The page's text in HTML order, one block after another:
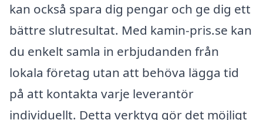
kan också spara dig pengar och ge dig ett
bättre slutresultat. Med kamin-pris.se kan
du enkelt samla in erbjudanden från
lokala företag utan att behöva lägga tid
på att kontakta varje leverantör
individuellt. Detta verktyg gör det möjligt